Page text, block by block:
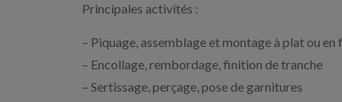
Principales activités :
– Piquage, assemblage et montage à plat ou en
– Encollage, rembordage, finition de tranche
– Sertissage, perçage, pose de garnitures